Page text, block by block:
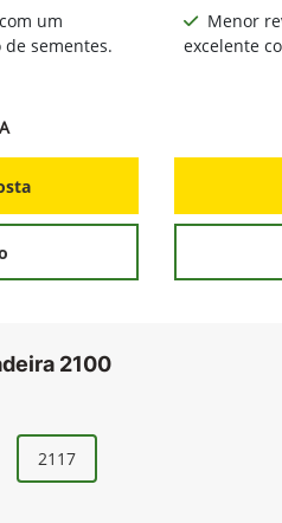
um
sementes.
Menor
excelente
2100
2117